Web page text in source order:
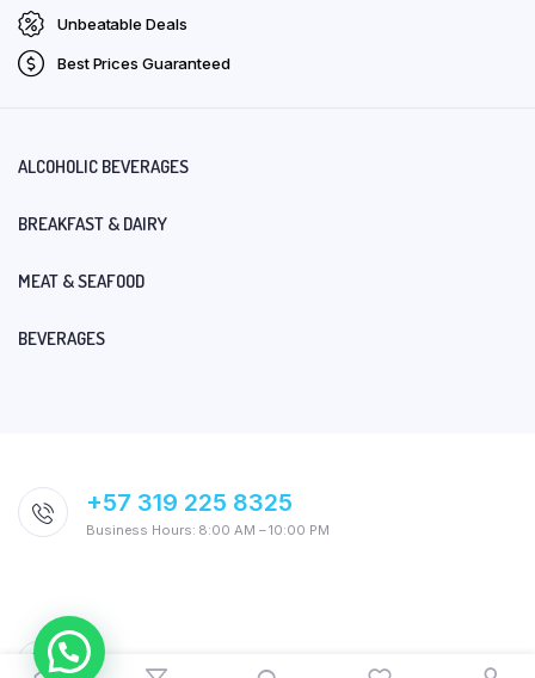
Unbeatable Deals
Best Prices Guaranteed
ALCOHOLIC BEVERAGES
BREAKFAST & DAIRY
MEAT & SEAFOOD
BEVERAGES
+57 319 225 8325
Business Hours: 8:00 AM – 10:00 PM